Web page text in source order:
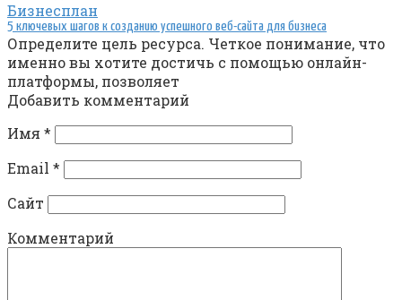
Бизнесплан
5 ключевых шагов к созданию успешного веб-сайта для бизнеса
Определите цель ресурса. Четкое понимание, что
именно вы хотите достичь с помощью онлайн-
платформы, позволяет
Добавить комментарий
Имя *
Email *
Сайт
Комментарий